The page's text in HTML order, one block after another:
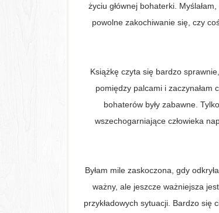
życiu głównej bohaterki.
powolne zakochiwanie się, czy
Książkę czyta się bardzo
pomiędzy palcami i zaczynałam
bohaterów były zabawne.
wszechogarniające człowieka
Byłam mile zaskoczona, gdy
ważny, ale jeszcze ważniejsza
przykładowych sytuacji. Bardzo się